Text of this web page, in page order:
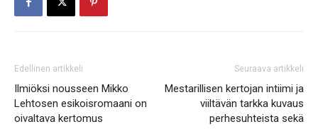
Edellinen artikkeli
Ilmiöksi nousseen Mikko
Lehtosen esikoisromaani on
oivaltava kertomus
Seuraava artikkeli
Mestarillisen kertojan intiimi ja
viiltävän tarkka kuvaus
perhesuhteista sekä